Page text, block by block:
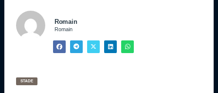
Romain
Romain
STADE